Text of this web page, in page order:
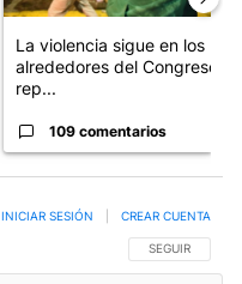
La violencia sigue en los
alrededores del Congreso:
rep...
109 comentarios
SIGA ESTA
SEGUIR
INICIAR SESIÓN CREAR CUENTA